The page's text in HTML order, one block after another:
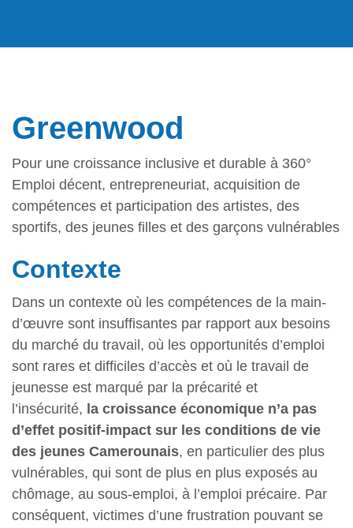
Greenwood
Pour une croissance inclusive et durable à 360°
Emploi décent, entrepreneuriat, acquisition de
compétences et participation des artistes, des
sportifs, des jeunes filles et des garçons vulnérables
Contexte
Dans un contexte où les compétences de la main-
d’œuvre sont insuffisantes par rapport aux besoins
du marché du travail, où les opportunités d’emploi
sont rares et difficiles d’accès et où le travail de
jeunesse est marqué par la précarité et
l’insécurité, la croissance économique n’a pas
d’effet positif-impact sur les conditions de vie
des jeunes Camerounais, en particulier des plus
vulnérables, qui sont de plus en plus exposés au
chômage, au sous-emploi, à l’emploi précaire. Par
conséquent, victimes d’une frustration pouvant se